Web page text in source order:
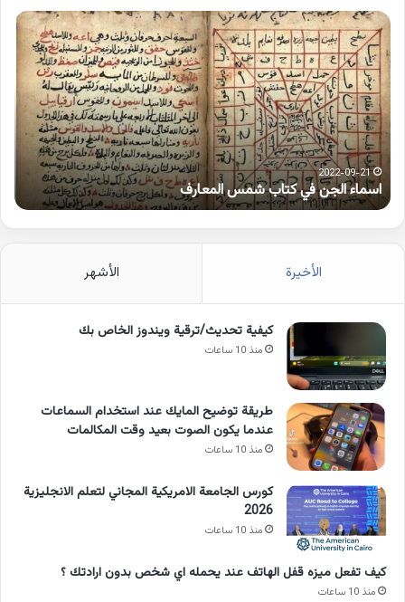
2022-09-
الجن في كتاب شمس المعارف
كلمات
بها
همزة
متطرفة
على
الواو
الأخيرة الأشهر
كيفية تحديث/ترقية ويندوز الخاص بك
منذ 10 ساعات
طريقة توضيح المايك عند استخدام السماعات
عندما يكون الصوت بعيد وقت المكالمات
منذ 10 ساعات
كورس الجامعة الامريكية المجاني لتعلم الانجليزية
2026
منذ 10 ساعات
كيف تفعل ميزه قفل الهاتف عند يحمله اي شخص بدون ارادتك ؟
منذ 10 ساعات